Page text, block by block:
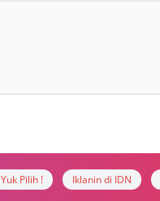
Yuk Pilih ! Iklanin di IDN